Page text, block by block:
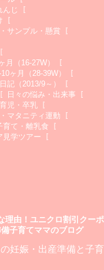
んじ
サンプル・懸賞
月（16-27W）
ヶ月（28-39W）
記（2013/9～）
日々の悩み・出来事
児・卒乳
マタニティ運動
育て・離乳食
見学ツアー
理由！ユニクロ割引クーポ
子育てママのブログ
妊娠・出産準備と子育